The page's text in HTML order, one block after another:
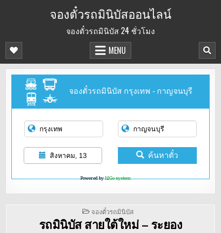
จองตั๋วรถมินิบัสออนไลน์
จองตั๋วรถมินิบัส 24 ชั่วโมง
MENU
จองตั๋วรถมินิบัส กรุงเทพ - กาญจนบุรี
สิงหาคม, 13 ค้นหาตั๋ว
Powered by12Go system
POSTED
IN
จองตั๋วรถมินิบัส
รถมินิบัส สายใต้ใหม่ – ระยอง